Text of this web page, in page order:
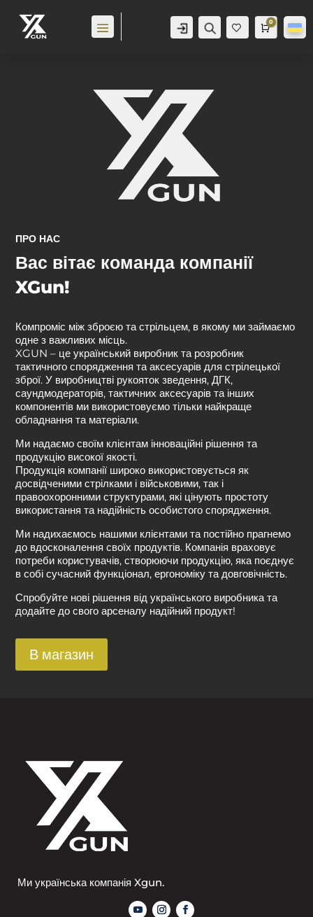
Аккаунт Пошук
Баж
Cart
0
0,0грн
ПРО НАС
Вас вітає команда компанії
XGun!
Компроміс між зброєю та стрільцем, в якому ми займаємо
одне з важливих місць.
XGUN – це український виробник та розробник
тактичного спорядження та аксесуарів для стрілецької
зброї. У виробництві рукояток зведення, ДГК,
саундмодераторів, тактичних аксесуарів та інших
компонентів ми використовуємо тільки найкраще
обладнання та матеріали.
Ми надаємо своїм клієнтам інноваційні рішення та
продукцію високої якості.
Продукція компанії широко використовується як
досвідченими стрілками і військовими, так і
правоохоронними структурами, які цінують простоту
використання та надійність особистого спорядження.
Ми надихаємось нашими клієнтами та постійно прагнемо
до вдосконалення своїх продуктів. Компанія враховує
потреби користувачів, створюючи продукцію, яка поєднує
в собі сучасний функціонал, ергономіку та довговічність.
Спробуйте нові рішення від українського виробника та
додайте до свого арсеналу надійний продукт!
В магазин
Ми українська компанія Xgun.